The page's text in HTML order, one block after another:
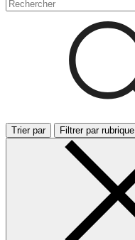
Trier par Filtrer par rubrique